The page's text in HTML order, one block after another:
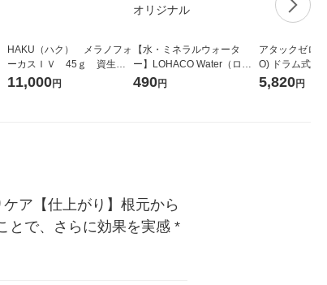
HAKU（ハク） メラノフォ
ーカスＩＶ 45ｇ 資生
堂 おまけ付き
11,000円
【水・ミネラルウォータ
ー】LOHACO Water（ロハ
コウォーター）2L ラベルレ
490円
アタックゼロ
O) ドラム式専
ガジャンボ
（2個入) 洗濯
5,820円
ア【仕上がり】根元から
とで、さらに効果を実感 *